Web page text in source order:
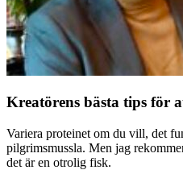
Kreatörens bästa tips för
Variera proteinet om du vill, det
pilgrimsmussla. Men jag
det är en otrolig fisk.